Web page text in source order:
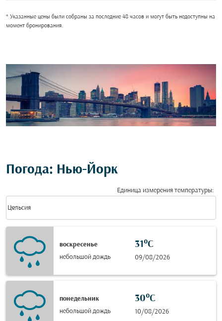
* Указанные цены были собраны за последние 48 часов и могут быть недоступны на
момент бронирования.
Погода: Нью-Йорк
Единица измерения температуры:
Цельсия
keyboard_arrow_down
воскресенье
небольшой дождь
31°C
09/08/2026
понедельник
небольшой дождь
30°C
10/08/2026